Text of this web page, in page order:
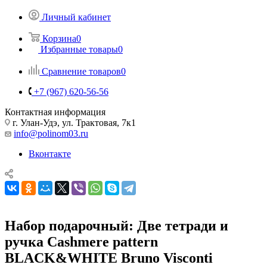
Личный кабинет
Корзина0
Избранные товары0
Сравнение товаров0
+7 (967) 620-56-56
Контактная информация
г. Улан-Удэ, ул. Трактовая, 7к1
info@polinom03.ru
Вконтакте
Набор подарочный: Две тетради и
ручка Cashmere pattern
BLACK&WHITE Bruno Visconti